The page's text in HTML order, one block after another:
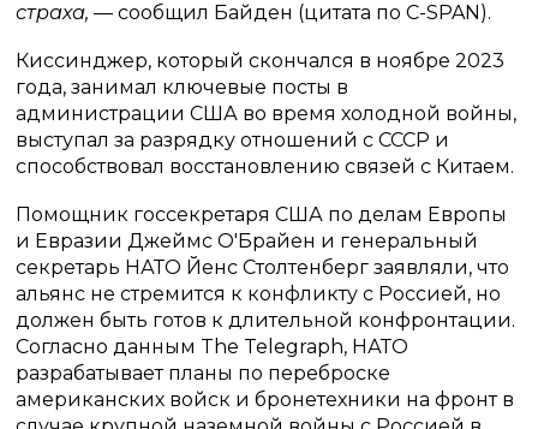
страха,— сообщил Байден (цитата по C-SPAN).
Киссинджер, который скончался в ноябре 2023
года, занимал ключевые посты в
администрации США во время холодной войны,
выступал за разрядку отношений с СССР и
способствовал восстановлению связей с Китаем.
Помощник госсекретаря США по делам Европы
и Евразии Джеймс О'Брайен и генеральный
секретарь НАТО Йенс Столтенберг заявляли, что
альянс не стремится к конфликту с Россией, но
должен быть готов к длительной конфронтации.
Согласно данным The Telegraph, НАТО
разрабатывает планы по переброске
американских войск и бронетехники на фронт в